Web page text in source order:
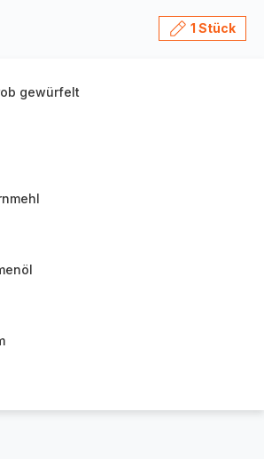
1 Stück
gewürfelt